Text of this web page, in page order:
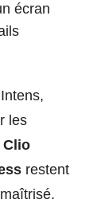
écran
les
Clio
restent